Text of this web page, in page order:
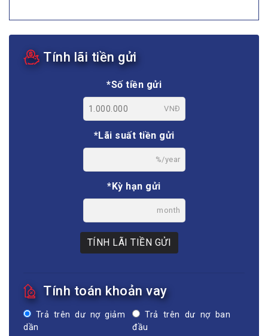
Tính lãi tiền gửi
*Số tiền gửi
VNĐ
*Lãi suất tiền gửi
%/year
*Kỳ hạn gửi
month
TÍNH LÃI TIỀN GỬI
Tính toán khoản vay
Trả trên dư nợ giảm
dần
Trả trên dư nợ ban
đầu